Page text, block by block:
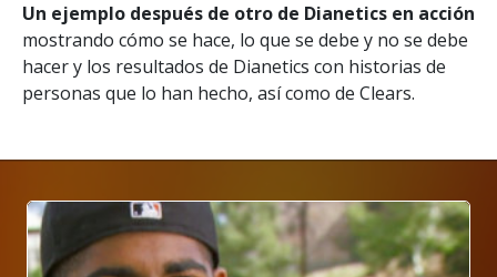
Un ejemplo después de otro de Dianetics en acción
mostrando cómo se hace, lo que se debe y no se debe
hacer y los resultados de Dianetics con historias de
personas que lo han hecho, así como de Clears.